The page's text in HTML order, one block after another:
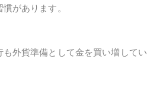
があります。
外貨準備として金を買い増してい